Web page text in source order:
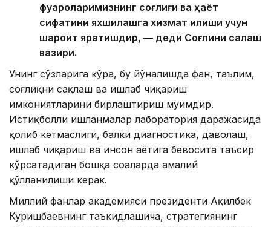
фуқароларимизнинг соғлиғи ва ҳаёт
сифатини яхшилашга хизмат қилиши учун
шароит яратишдир, — деди Соғлиқни сақлаш
вазири.
Унинг сўзларига кўра, бу йўналишда фан, таълим,
соғлиқни сақлаш ва ишлаб чиқариш
имкониятларини бирлаштириш муҳимдир.
Истиқболли ишланмалар лаборатория даражасида
қолиб кетмаслиги, балки диагностика, даволаш,
ишлаб чиқариш ва инсон ҳаётига бевосита таъсир
кўрсатадиган бошқа соҳаларда амалий
қўлланилиши керак.
Миллий фанлар академияси президенти Ақилбек
Куришбаевнинг таъкидлашича, стратегиянинг